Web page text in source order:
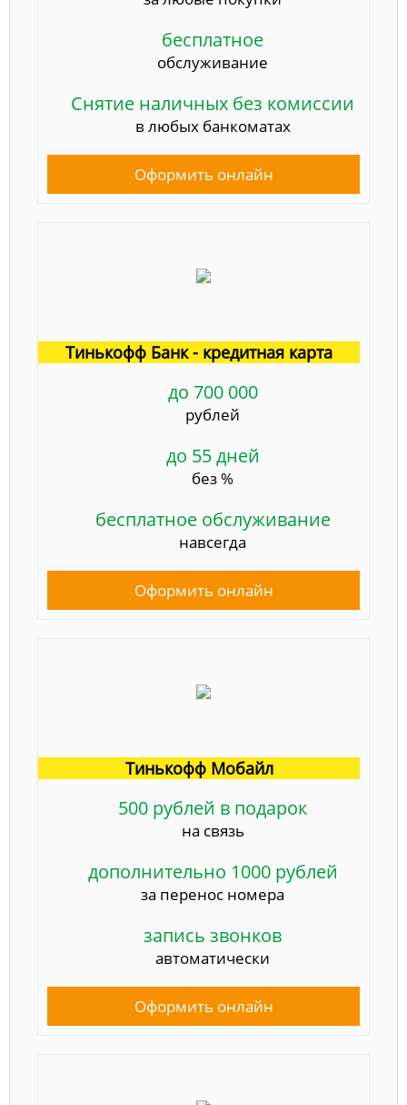
бесплатное
обслуживание
Снятие наличных без комиссии
в любых банкоматах
Оформить онлайн
Тинькофф Банк - кредитная карта
до 700 000
рублей
до 55 дней
без %
бесплатное обслуживание
навсегда
Оформить онлайн
Тинькофф Мобайл
500 рублей в подарок
на связь
дополнительно 1000 рублей
за перенос номера
запись звонков
автоматически
Оформить онлайн